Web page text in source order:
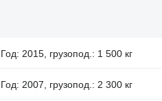
Год: 2015, грузопод.: 1 500 кг
Год: 2007, грузопод.: 2 300 кг